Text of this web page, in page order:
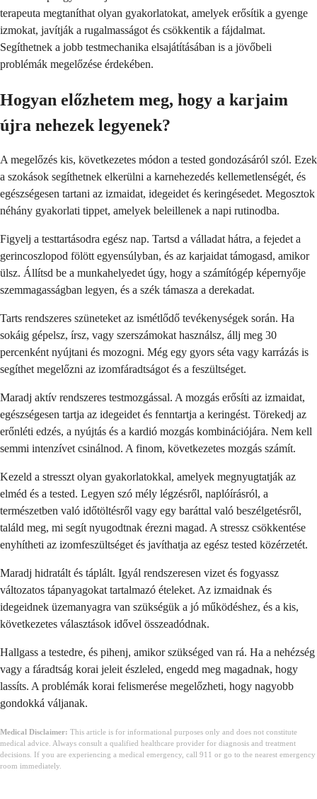
terapeuta megtaníthat olyan gyakorlatokat, amelyek erősítik a gyenge
izmokat, javítják a rugalmasságot és csökkentik a fájdalmat.
Segíthetnek a jobb testmechanika elsajátításában is a jövőbeli
problémák megelőzése érdekében.
Hogyan előzhetem meg, hogy a karjaim
újra nehezek legyenek?
A megelőzés kis, következetes módon a tested gondozásáról szól. Ezek
a szokások segíthetnek elkerülni a karnehezedés kellemetlenségét, és
egészségesen tartani az izmaidat, idegeidet és keringésedet. Megosztok
néhány gyakorlati tippet, amelyek beleillenek a napi rutinodba.
Figyelj a testtartásodra egész nap. Tartsd a válladat hátra, a fejedet a
gerincoszlopod fölött egyensúlyban, és az karjaidat támogasd, amikor
ülsz. Állítsd be a munkahelyedet úgy, hogy a számítógép képernyője
szemmagasságban legyen, és a szék támasza a derekadat.
Tarts rendszeres szüneteket az ismétlődő tevékenységek során. Ha
sokáig gépelsz, írsz, vagy szerszámokat használsz, állj meg 30
percenként nyújtani és mozogni. Még egy gyors séta vagy karrázás is
segíthet megelőzni az izomfáradtságot és a feszültséget.
Maradj aktív rendszeres testmozgással. A mozgás erősíti az izmaidat,
egészségesen tartja az idegeidet és fenntartja a keringést. Törekedj az
erőnléti edzés, a nyújtás és a kardió mozgás kombinációjára. Nem kell
semmi intenzívet csinálnod. A finom, következetes mozgás számít.
Kezeld a stresszt olyan gyakorlatokkal, amelyek megnyugtatják az
elméd és a tested. Legyen szó mély légzésről, naplóírásról, a
természetben való időtöltésről vagy egy baráttal való beszélgetésről,
találd meg, mi segít nyugodtnak érezni magad. A stressz csökkentése
enyhítheti az izomfeszültséget és javíthatja az egész tested közérzetét.
Maradj hidratált és táplált. Igyál rendszeresen vizet és fogyassz
változatos tápanyagokat tartalmazó ételeket. Az izmaidnak és
idegeidnek üzemanyagra van szükségük a jó működéshez, és a kis,
következetes választások idővel összeadódnak.
Hallgass a testedre, és pihenj, amikor szükséged van rá. Ha a nehézség
vagy a fáradtság korai jeleit észleled, engedd meg magadnak, hogy
lassíts. A problémák korai felismerése megelőzheti, hogy nagyobb
gondokká váljanak.
Medical Disclaimer: This article is for informational purposes only and does not constitute
medical advice. Always consult a qualified healthcare provider for diagnosis and treatment
decisions. If you are experiencing a medical emergency, call 911 or go to the nearest emergency
room immediately.